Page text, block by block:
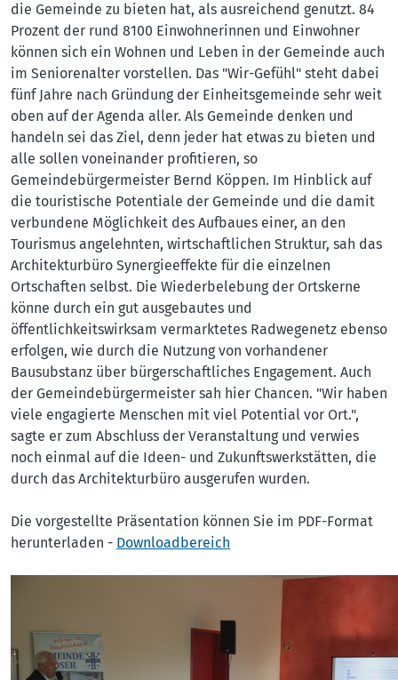
die Gemeinde zu bieten hat, als ausreichend genutzt. 84
Prozent der rund 8100 Einwohnerinnen und Einwohner
können sich ein Wohnen und Leben in der Gemeinde auch
im Seniorenalter vorstellen. Das "Wir-Gefühl" steht dabei
fünf Jahre nach Gründung der Einheitsgemeinde sehr weit
oben auf der Agenda aller. Als Gemeinde denken und
handeln sei das Ziel, denn jeder hat etwas zu bieten und
alle sollen voneinander profitieren, so
Gemeindebürgermeister Bernd Köppen. Im Hinblick auf
die touristische Potentiale der Gemeinde und die damit
verbundene Möglichkeit des Aufbaues einer, an den
Tourismus angelehnten, wirtschaftlichen Struktur, sah das
Architekturbüro Synergieeffekte für die einzelnen
Ortschaften selbst. Die Wiederbelebung der Ortskerne
könne durch ein gut ausgebautes und
öffentlichkeitswirksam vermarktetes Radwegenetz ebenso
erfolgen, wie durch die Nutzung von vorhandener
Bausubstanz über bürgerschaftliches Engagement. Auch
der Gemeindebürgermeister sah hier Chancen. "Wir haben
viele engagierte Menschen mit viel Potential vor Ort.",
sagte er zum Abschluss der Veranstaltung und verwies
noch einmal auf die Ideen- und Zukunftswerkstätten, die
durch das Architekturbüro ausgerufen wurden.
Die vorgestellte Präsentation können Sie im PDF-Format
herunterladen - Downloadbereich